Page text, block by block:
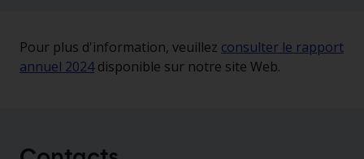
Pour plus d'information, veuillez consulter le rapport
annuel 2024disponible sur notre site Web.